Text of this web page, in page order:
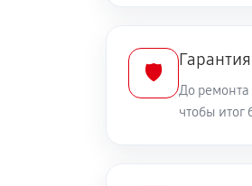
🛡️
До
чтобы итог